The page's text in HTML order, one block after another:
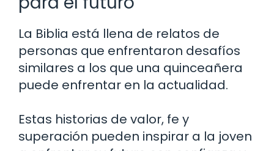
La Biblia está llena de relatos de
personas que enfrentaron desafíos
similares a los que una quinceañera
puede enfrentar en la actualidad.
Estas historias de valor, fe y
superación pueden inspirar a la joven